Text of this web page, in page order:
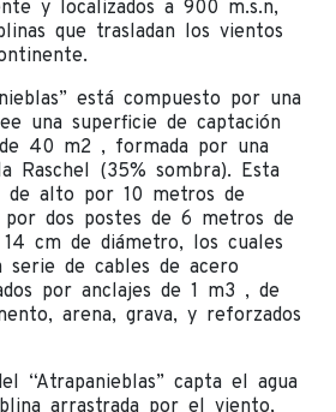
y localizados a 900 m.s.n,
que trasladan los vientos
está compuesto por una
una superficie de captación
40 m2 , formada por una
Raschel (35% sombra). Esta
alto por 10 metros de
por dos postes de 6 metros de
cm de diámetro, los cuales
serie de cables de acero
por anclajes de 1 m3 , de
arena, grava, y reforzados
“Atrapanieblas” capta el agua
arrastrada por el viento,